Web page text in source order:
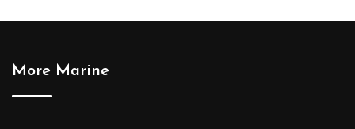
More Marine